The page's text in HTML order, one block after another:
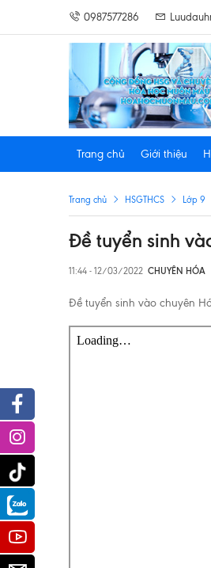
0987577286
Trang chủ Giới thiệu
Trang chủ HSGTHCS Lớp 9
Đề tuyển sinh
11:44 - 12/03/2022 CHUYÊN HÓA
Đề tuyển sinh vào chuyên